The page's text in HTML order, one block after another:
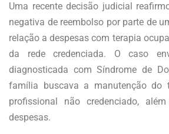
Uma recente decisão judicial
negativa de reembolso por parte de
relação a despesas com terapia
da rede credenciada. O caso
diagnosticada com Síndrome de
família buscava a manutenção do
profissional não credenciado,
despesas.